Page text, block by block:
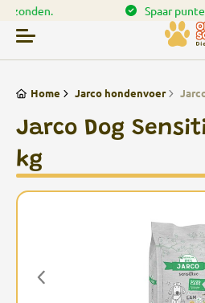
Spaar punten bij
Home Jarco hondenvoer
Jarco Dog
kg